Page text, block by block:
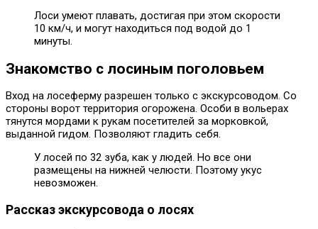
Лоси умеют плавать, достигая при этом скорости
10 км/ч, и могут находиться под водой до 1
минуты.
Знакомство с лосиным поголовьем
Вход на лосеферму разрешен только с экскурсоводом. Со
стороны ворот территория огорожена. Особи в вольерах
тянутся мордами к рукам посетителей за морковкой,
выданной гидом. Позволяют гладить себя.
У лосей по 32 зуба, как у людей. Но все они
размещены на нижней челюсти. Поэтому укус
невозможен.
Рассказ экскурсовода о лосях